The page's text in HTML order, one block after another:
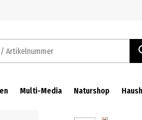
Multi-Media Naturshop